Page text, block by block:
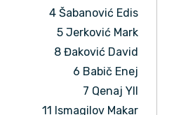
4 Šabanović Edis
5 Jerković Mark
8 Đaković David
6 Babič Enej
7 Qenaj Yll
11 Ismagilov Makar